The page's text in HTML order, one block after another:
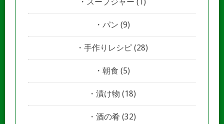
パン (9)
手作りレシピ (28)
朝食 (5)
漬け物 (18)
酒の肴 (32)